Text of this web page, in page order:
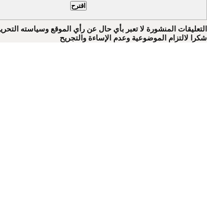
التعليقات المنشورة لا تعبر بأي حال عن رأي الموقع وسياسته
شكرا لالتزام الموضوعية وعدم الإساءة والتجريح